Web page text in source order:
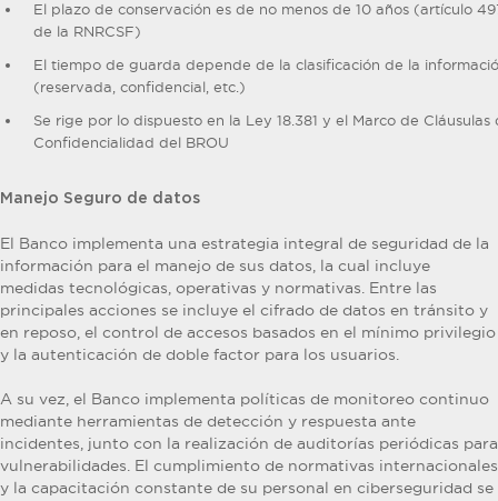
El plazo de conservación es de no menos de 10 años (artículo
de la RNRCSF)
El tiempo de guarda depende de la clasificación de la
(reservada, confidencial, etc.)
Se rige por lo dispuesto en la Ley 18.381 y el Marco de Cláusulas
Confidencialidad del BROU
Manejo Seguro de datos
El Banco implementa una estrategia integral de seguridad de la
información para el manejo de sus datos, la cual incluye
medidas tecnológicas, operativas y normativas. Entre las
principales acciones se incluye el cifrado de datos en tránsito y
en reposo, el control de accesos basados en el mínimo privilegio
y la autenticación de doble factor para los usuarios.
A su vez, el Banco implementa políticas de monitoreo continuo
mediante herramientas de detección y respuesta ante
incidentes, junto con la realización de auditorías periódicas para
vulnerabilidades. El cumplimiento de normativas internacionales
y la capacitación constante de su personal en ciberseguridad se